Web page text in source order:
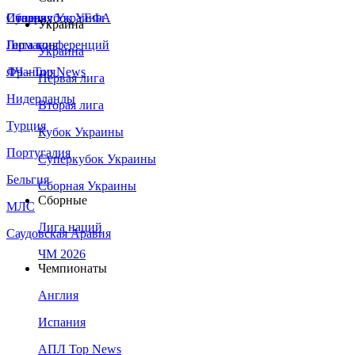
Сборная Украины
Италия
Германия
Франция
Нидерланды
Турция
Португалия
Бельгия
МЛС
Саудовская Аравия
Суперкубок УЕФА
Лига конференций
ЛЧ - Top News
Украина
Украина
Первая лига
Вторая лига
Кубок Украины
Суперкубок Украины
Сборная Украины
Сборные
Лига наций
ЧМ 2026
Чемпионаты
Англия
Испания
АПЛ Top News